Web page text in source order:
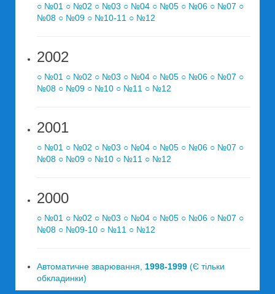
○ №01 ○ №02 ○ №03 ○ №04 ○ №05 ○ №06 ○ №07 ○
№08 ○ №09 ○ №10-11 ○ №12
2002
○ №01 ○ №02 ○ №03 ○ №04 ○ №05 ○ №06 ○ №07 ○
№08 ○ №09 ○ №10 ○ №11 ○ №12
2001
○ №01 ○ №02 ○ №03 ○ №04 ○ №05 ○ №06 ○ №07 ○
№08 ○ №09 ○ №10 ○ №11 ○ №12
2000
○ №01 ○ №02 ○ №03 ○ №04 ○ №05 ○ №06 ○ №07 ○
№08 ○ №09-10 ○ №11 ○ №12
Автоматичне зварювання, 1998-1999 (Є тільки
обкладинки)